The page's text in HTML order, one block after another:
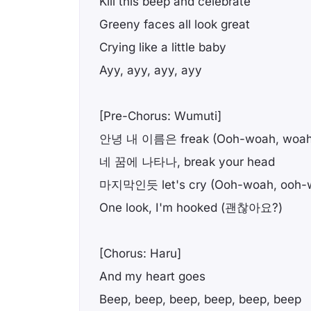
Greeny faces all look great
Crying like a little baby
Ayy, ayy, ayy, ayy
[Pre-Chorus: Wumuti]
안녕 내 이름은 freak (Ooh-woah,
네 꿈에 나타나, break your head
마지막인듯 let's cry (Ooh-woah, ooh-
One look, I'm hooked (괜찮아요?)
[Chorus: Haru]
And my heart goes
Beep, beep, beep, beep, beep, beep